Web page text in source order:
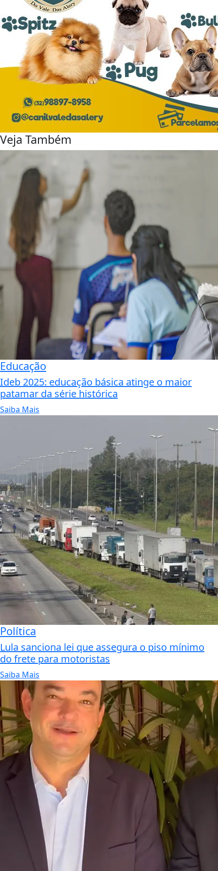
Veja Também
Educação
Ideb 2025: educação básica atinge o maior
patamar da série histórica
Saiba Mais
Política
Lula sanciona lei que assegura o piso mínimo
do frete para motoristas
Saiba Mais